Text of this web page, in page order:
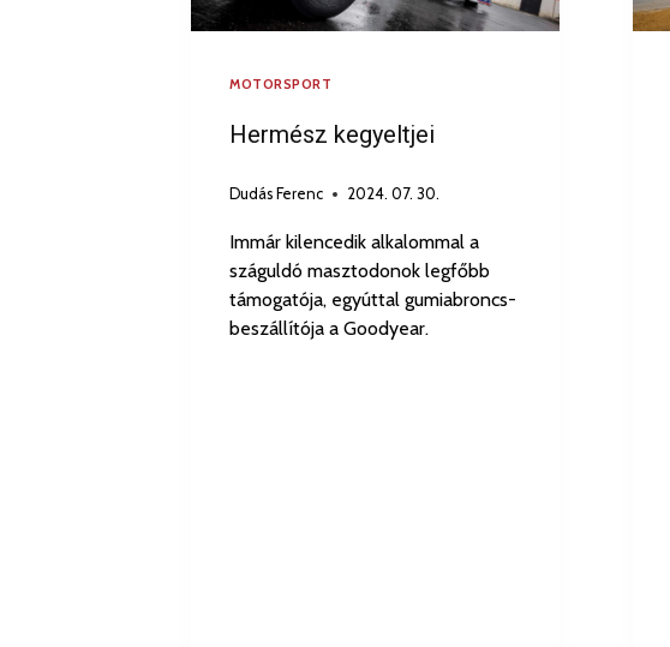
MOTORSPORT
Hermész kegyeltjei
Dudás Ferenc 2024. 07. 30.
Immár kilencedik alkalommal a
száguldó masztodonok legfőbb
támogatója, egyúttal gumiabroncs-
beszállítója a Goodyear.